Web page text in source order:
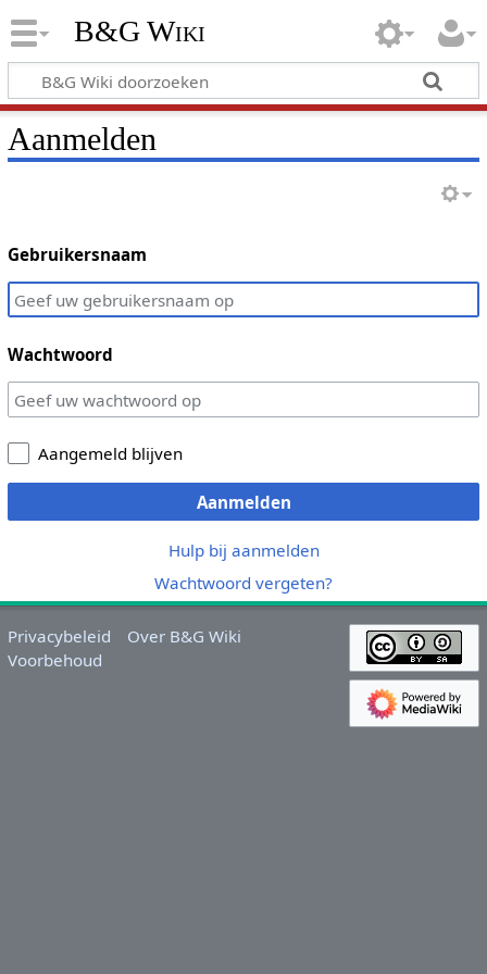
B&G Wiki
Aanmelden
Gebruikersnaam
Wachtwoord
Aangemeld blijven
Aanmelden
Hulp bij aanmelden
Wachtwoord vergeten?
Privacybeleid
Over B&G Wiki
Voorbehoud